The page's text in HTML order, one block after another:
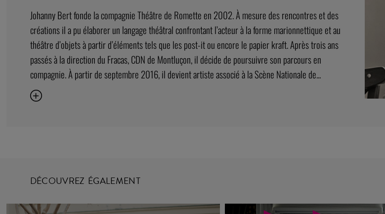
Johanny Bert fonde la compagnie Théâtre de Romette en 2002. À mesure des rencontres et des
créations il a pu élaborer un langage théâtral confrontant l’acteur à la forme marionnettique et au
théâtre d’objets à partir d’éléments tels que les post-it ou encore le papier kraft. Après trois ans
passés à la direction du Fracas, CDN de Montluçon, il décide de poursuivre son parcours en
compagnie. À partir de septembre 2016, il devient artiste associé à la Scène Nationale de...
DÉCOUVREZ ÉGALEMENT